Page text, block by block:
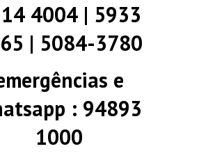
4004 | 5933
| 5084-3780
e
: 94893
1000